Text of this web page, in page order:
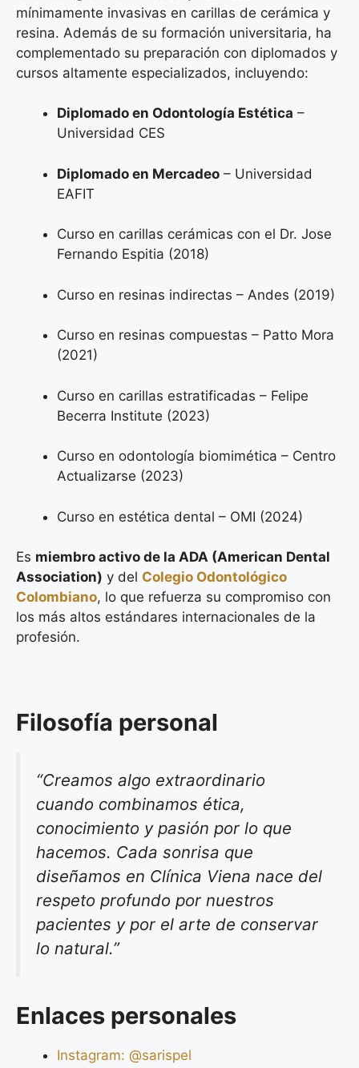
mínimamente invasivas en carillas de cerámica y
resina. Además de su formación universitaria, ha
complementado su preparación con diplomados y
cursos altamente especializados, incluyendo:
Diplomado en Odontología Estética –
Universidad CES
Diplomado en Mercadeo – Universidad
EAFIT
Curso en carillas cerámicas con el Dr. Jose
Fernando Espitia (2018)
Curso en resinas indirectas – Andes (2019)
Curso en resinas compuestas – Patto Mora
(2021)
Curso en carillas estratificadas – Felipe
Becerra Institute (2023)
Curso en odontología biomimética – Centro
Actualizarse (2023)
Curso en estética dental – OMI (2024)
Es miembro activo de la ADA (American Dental
Association) y del Colegio Odontológico
Colombiano, lo que refuerza su compromiso con
los más altos estándares internacionales de la
profesión.
Filosofía personal
“Creamos algo extraordinario
cuando combinamos ética,
conocimiento y pasión por lo que
hacemos. Cada sonrisa que
diseñamos en Clínica Viena nace del
respeto profundo por nuestros
pacientes y por el arte de conservar
lo natural.”
Enlaces personales
Instagram: @sarispel